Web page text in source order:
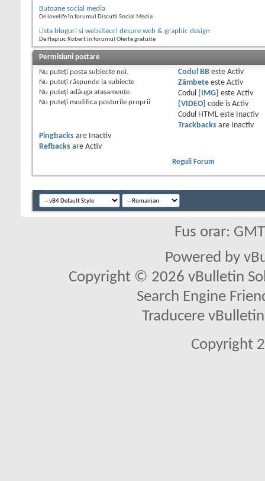
Butoane social media
De lovelife în forumul Discutii Social Media
Lista bloguri si websiteuri despre web & graphic design
De Hapiuc Robert în forumul Oferte gratuite
Permisiuni postare
Nu puteţi posta subiecte noi.
Nu puteţi răspunde la subiecte
Nu puteţi adăuga ataşamente
Nu puteţi modifica posturile proprii
Codul BBeste Activ
Zâmbeteeste Activ
Codul
[IMG] este Activ
[VIDEO]
code is Activ
Codul HTML este
Inactiv
Trackbacksare
Inactiv
Pingbacks are
Inactiv
Refbacks are Activ
Reguli Forum
Fus orar:
Powered by
Copyright © 2026 vBulletin
Search Engine
Traducere
Copyright